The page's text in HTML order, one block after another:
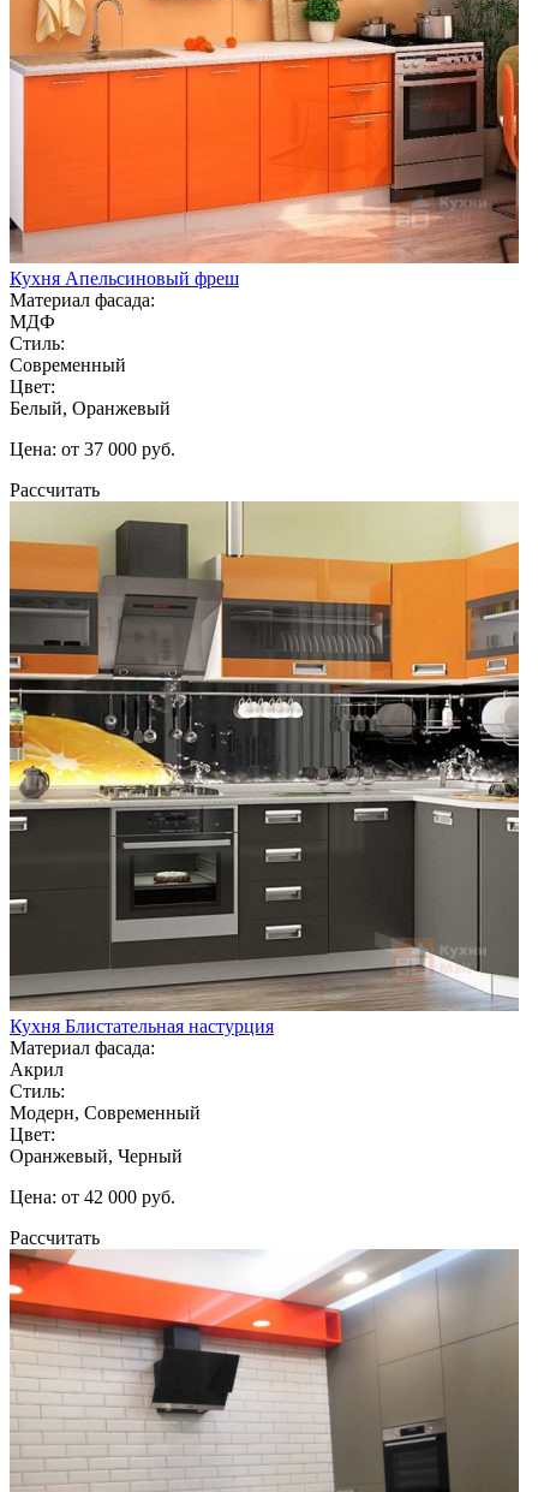
Кухня Апельсиновый фреш
Материал фасада:
МДФ
Стиль:
Современный
Цвет:
Белый, Оранжевый
Цена: от 37 000 руб.
Рассчитать
Кухня Блистательная настурция
Материал фасада:
Акрил
Стиль:
Модерн, Современный
Цвет:
Оранжевый, Черный
Цена: от 42 000 руб.
Рассчитать